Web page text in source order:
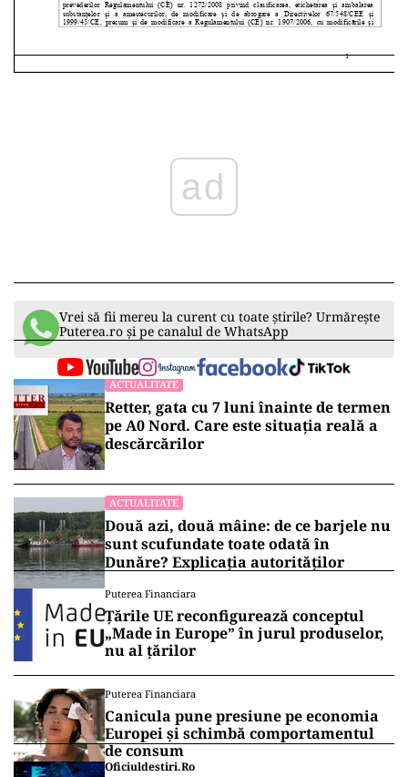
ad
Vrei să fii mereu la curent cu toate știrile? Urmărește
Puterea.ro și pe canalul de WhatsApp
ACTUALITATE
Retter, gata cu 7 luni înainte de termen
pe A0 Nord. Care este situația reală a
descărcărilor
ACTUALITATE
Două azi, două mâine: de ce barjele nu
sunt scufundate toate odată în
Dunăre? Explicația autorităților
Puterea Financiara
Țările UE reconfigurează conceptul
„Made in Europe” în jurul produselor,
nu al țărilor
Puterea Financiara
Canicula pune presiune pe economia
Europei și schimbă comportamentul
de consum
Oficiuldestiri.ro